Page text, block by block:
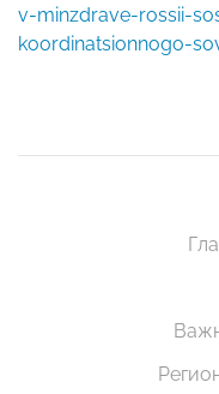
v-minzdrave-rossii-
koordinatsionnogo-